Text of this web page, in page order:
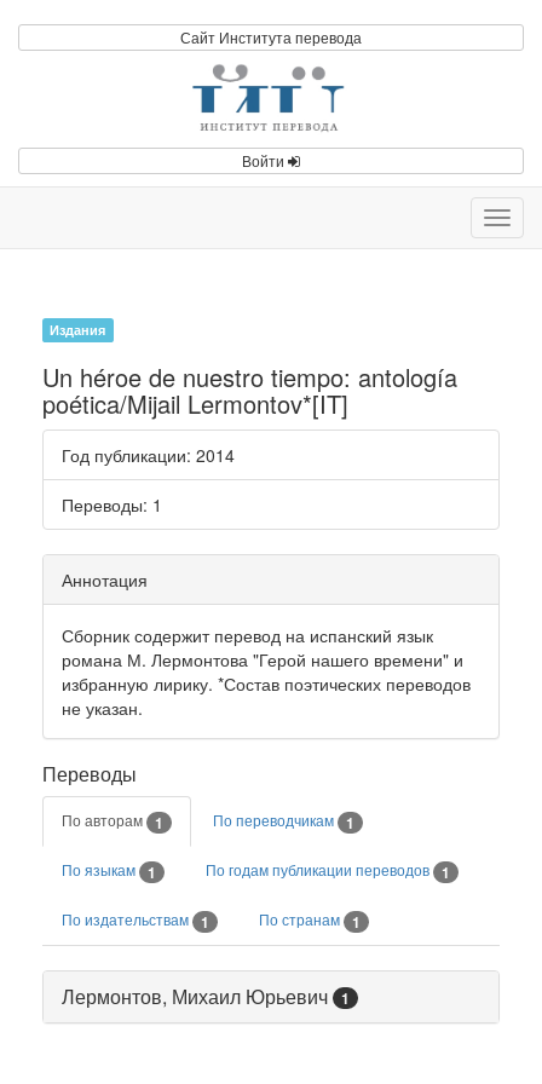
Сайт Института перевода
Войти
Издания
Un héroe de nuestro tiempo: antología
poética/Mijail Lermontov*[IT]
Год публикации: 2014
Переводы: 1
Аннотация
Сборник содержит перевод на испанский язык
романа М. Лермонтова "Герой нашего времени" и
избранную лирику. *Состав поэтических переводов
не указан.
Переводы
По авторам 1 По переводчикам 1
По языкам 1 По годам публикации переводов 1
По издательствам 1 По странам 1
Лермонтов, Михаил Юрьевич 1